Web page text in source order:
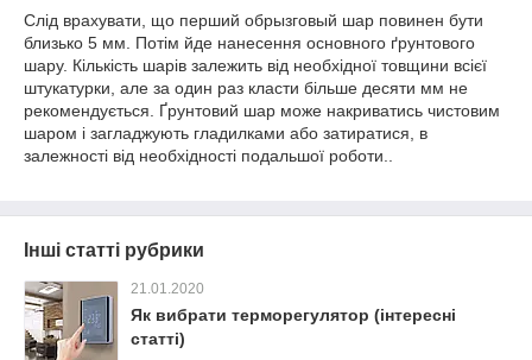
Слід врахувати, що перший обрызговый шар повинен бути
близько 5 мм. Потім йде нанесення основного ґрунтового
шару. Кількість шарів залежить від необхідної товщини всієї
штукатурки, але за один раз класти більше десяти мм не
рекомендується. Ґрунтовий шар може накриватись чистовим
шаром і загладжують гладилками або затиратися, в
залежності від необхідності подальшої роботи..
Інші статті рубрики
21.01.2020
Як вибрати терморегулятор (інтересні
статті)